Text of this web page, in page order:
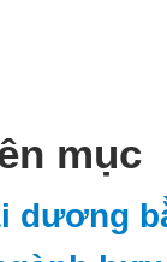
mục
dương